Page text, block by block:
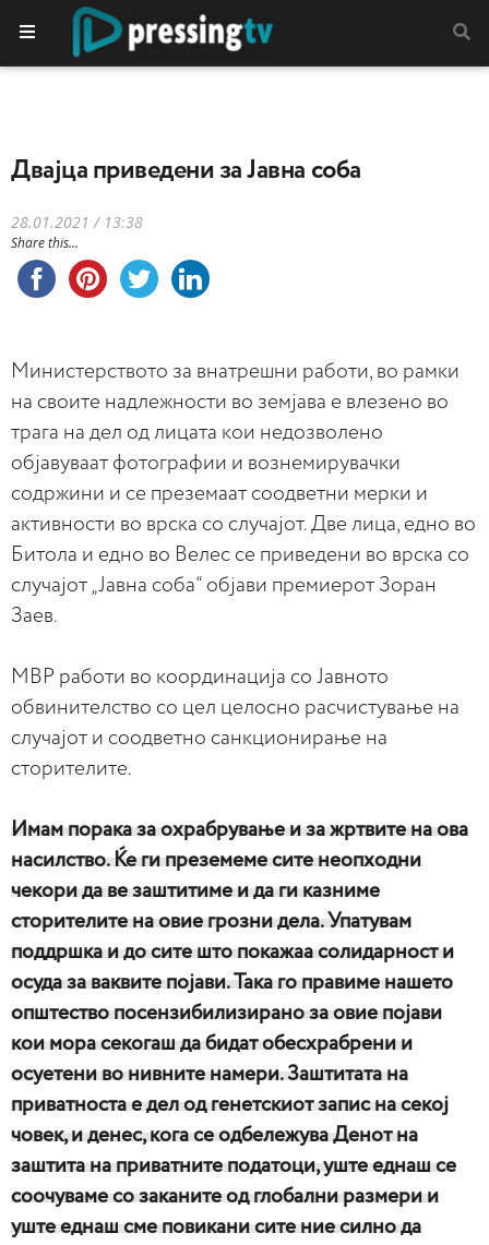
Двајца приведени за Јавна соба
28.01.2021 / 13:38
Share this...
Министерството за внатрешни работи, во рамки
на своите надлежности во земјава е влезено во
трага на дел од лицата кои недозволено
објавуваат фотографии и вознемирувачки
содржини и се преземаат соодветни мерки и
активности во врска со случајот. Две лица, едно во
Битола и едно во Велес се приведени во врска со
случајот „Јавна соба“ објави премиерот Зоран
Заев.
МВР работи во координација со Јавното
обвинителство со цел целосно расчистување на
случајот и соодветно санкционирање на
сторителите.
Имам порака за охрабрување и за жртвите на ова
насилство. Ќе ги преземеме сите неопходни
чекори да ве заштитиме и да ги казниме
сторителите на овие грозни дела. Упатувам
поддршка и до сите што покажаа солидарност и
осуда за ваквите појави. Така го правиме нашето
општество посензибилизирано за овие појави
кои мора секогаш да бидат обесхрабрени и
осуетени во нивните намери. Заштитата на
приватноста е дел од генетскиот запис на секој
човек, и денес, кога се одбележува Денот на
заштита на приватните податоци, уште еднаш се
соочуваме со заканите од глобални размери и
уште еднаш сме повикани сите ние силно да